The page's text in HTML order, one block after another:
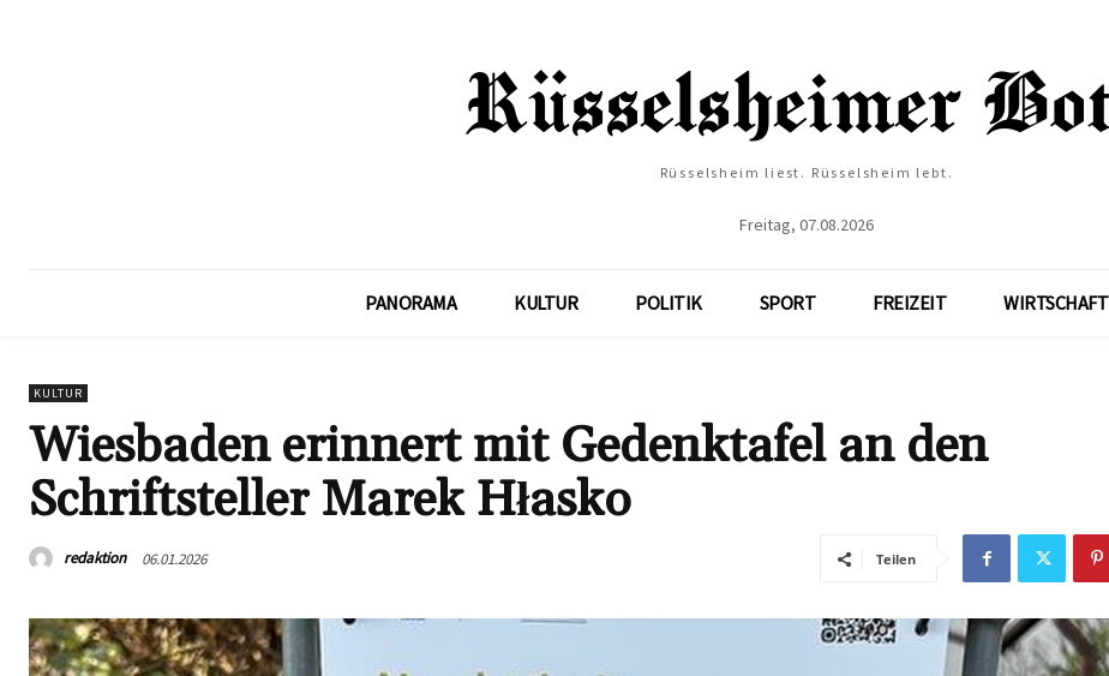
Rüsselsheim liest. Rüsselsheim lebt.
Freitag, 07.08.2026
PANORAMA KULTUR POLITIK SPORT FREIZEIT WIRTSCHAFT
KULTUR
Wiesbaden erinnert mit Gedenktafel an den
Schriftsteller Marek Hłasko
redaktion 06.01.2026 Teilen